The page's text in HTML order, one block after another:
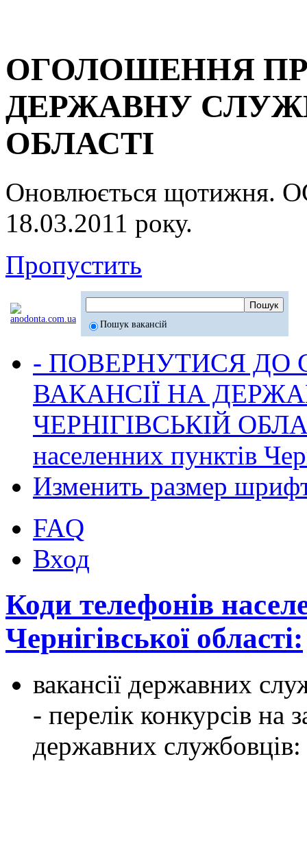
ОГОЛОШЕННЯ
ДЕРЖАВНУ
ОБЛАСТІ
Оновлюється
18.03.2011 року.
Пропустить
Пошук вакансій
- ПОВЕРНУТИСЯ ДО
ВАКАНСІЇ НА
ЧЕРНІГІВСЬКІЙ
населенних пунктів
Изменить размер
FAQ
Вход
Коди телефонів
Чернігівської області:
вакансії державних
- перелік конкурсів на
державних службовців: